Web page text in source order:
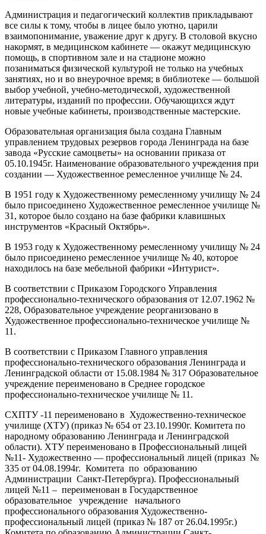
Администрация и педагогический коллектив прикладывают
все силы к тому, чтобы в лицее было уютно, царили
взаимопонимание, уважение друг к другу. В столовой вкусно
накормят, в медицинском кабинете — окажут медицинскую
помощь, в спортивном зале и на стадионе можно
позаниматься физической культурой не только на учебных
занятиях, но и во внеурочное время; в библиотеке — большой
выбор учебной, учебно-методической, художественной
литературы, изданий по профессии. Обучающихся ждут
новые учебные кабинеты, производственные мастерские.
Образовательная организация была создана Главным
управлением трудовых резервов города Ленинграда на базе
завода «Русские самоцветы» на основании приказа от
05.10.1945г. Наименование образовательного учреждения при
создании — Художественное ремесленное училище № 24.
В 1951 году к Художественному ремесленному училищу № 24
было присоединено Художественное ремесленное училище №
31, которое было создано на базе фабрики клавишных
инструментов «Красный Октябрь».
В 1953 году к Художественному ремесленному училищу № 24
было присоединено ремесленное училище № 40, которое
находилось на базе мебельной фабрики «Интурист».
В соответствии с Приказом Городского Управления
профессионально-технического образования от 12.07.1962 №
228, Образовательное учреждение реорганизовано в
Художественное профессионально-техническое училище №
11.
В соответствии с Приказом Главного управления
профессионально-технического образования Ленинграда и
Ленинградской области от 15.08.1984 № 317 Образовательное
учреждение переименовано в Среднее городское
профессионально-техническое училище № 11.
СХПТУ -11 переименовано в Художественно-техническое
училище (ХТУ) (приказ № 654 от 23.10.1990г. Комитета по
народному образованию Ленинграда и Ленинградской
области). ХТУ переименовано в Профессиональный лицей
№11- Художественно — профессиональный лицей (приказ №
335 от 04.08.1994г. Комитета по образованию
Администрации Санкт-Петербурга). Профессиональный
лицей №11 – переименован в Государственное
образовательное учреждение начального
профессионального образования Художественно-
профессиональный лицей (приказ № 187 от 26.04.1995г.)